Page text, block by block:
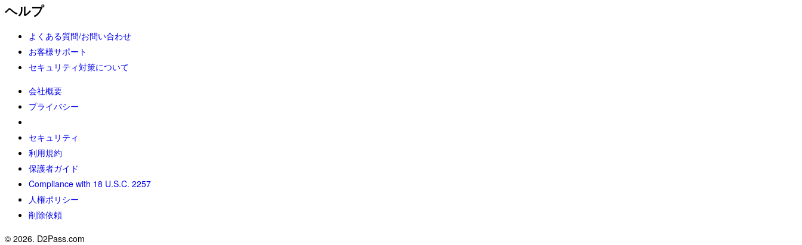
ヘルプ
よくある質問/お問い合わせ
お客様サポート
セキュリティ対策について
会社概要
プライバシー
セキュリティ
利用規約
保護者ガイド
Compliance with 18 U.S.C. 2257
人権ポリシー
削除依頼
© 2026. D2Pass.com